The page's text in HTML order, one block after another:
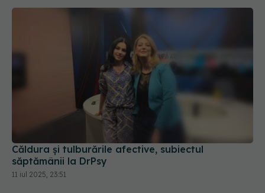
Căldura și tulburările afective, subiectul
săptămânii la DrPsy
11 iul 2025, 23:51